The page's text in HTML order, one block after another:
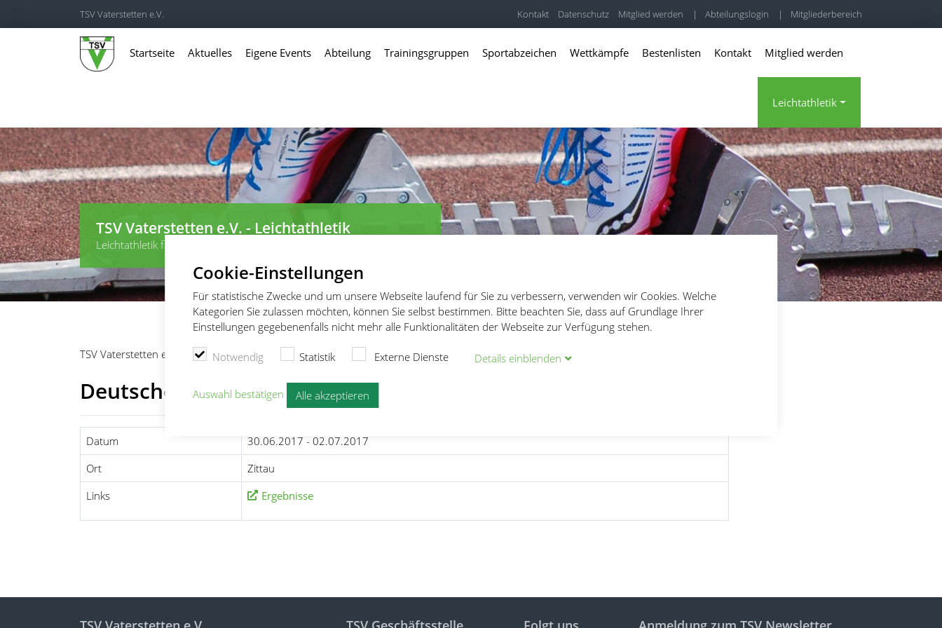
Cookie-Einstellungen
Für statistische Zwecke und um unsere Webseite laufend für Sie zu verbessern, verwenden wir Cookies. Welche
Kategorien Sie zulassen möchten, können Sie selbst bestimmen. Bitte beachten Sie, dass auf Grundlage Ihrer
Einstellungen gegebenenfalls nicht mehr alle Funktionalitäten der Webseite zur Verfügung stehen.
Notwendig Statistik Externe Dienste Details einblenden
Auswahl bestätigen Alle akzeptieren
TSV Vaterstetten e.V. Kontakt Datenschutz Mitglied werden | Abteilungslogin | Mitgliederbereich
Startseite Aktuelles Eigene Events Abteilung Trainingsgruppen Sportabzeichen Wettkämpfe Bestenlisten Kontakt Mitglied werden
Leichtathletik
TSV Vaterstetten e.V. - Leichtathletik
Leichtathletik für Wettkämpfer, Leistungssportler und Freitzeitathleten
TSV Vaterstetten e.V. Leichtathletik Wettkämpfe Deutsche Seniorenmeisterschaft
Deutsche Seniorenmeisterschaft
Datum
30.06.2017 - 02.07.2017
Ort
Zittau
Links
Ergebnisse